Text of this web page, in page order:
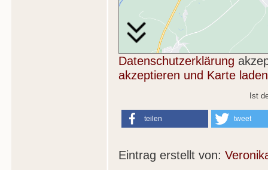
Datenschutzerklärung
akzeptieren und Karte laden
Ist
teilen tweet
Eintrag erstellt von: